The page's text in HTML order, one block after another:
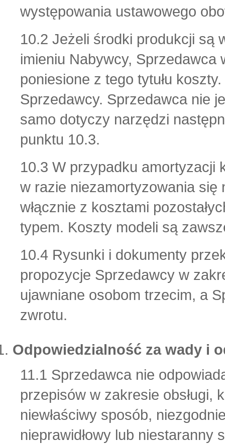
występowania ustawowego
10.2 Jeżeli środki produkcji są
imieniu Nabywcy,
poniesione z tego tytułu
Sprzedawcy. Sprzedawca nie
samo dotyczy narzędzi
punktu 10.3.
10.3 W przypadku amortyzacji
w razie niezamortyzowania
włącznie z kosztami
typem. Koszty modeli są
10.4 Rysunki i dokumenty
propozycje Sprzedawcy w
ujawniane osobom trzecim, a
zwrotu.
Odpowiedzialność za wady i
11.1 Sprzedawca nie
przepisów w zakresie obsługi,
niewłaściwy sposób,
nieprawidłowy lub